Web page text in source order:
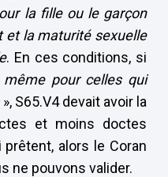
la fille ou le garçon
et la maturité sexuelle
. En ces conditions, si
même pour celles qui
», S65.V4 devait avoir la
et moins doctes
alors le Coran
ne pouvons valider.